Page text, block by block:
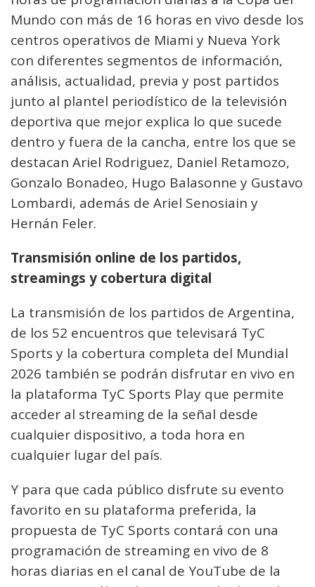
Mundo con más de 16 horas en vivo desde los
centros operativos de Miami y Nueva York
con diferentes segmentos de información,
análisis, actualidad, previa y post partidos
junto al plantel periodístico de la televisión
deportiva que mejor explica lo que sucede
dentro y fuera de la cancha, entre los que se
destacan Ariel Rodriguez, Daniel Retamozo,
Gonzalo Bonadeo, Hugo Balasonne y Gustavo
Lombardi, además de Ariel Senosiain y
Hernán Feler.
Transmisión online de los partidos,
streamings y cobertura digital
La transmisión de los partidos de Argentina,
de los 52 encuentros que televisará TyC
Sports y la cobertura completa del Mundial
2026 también se podrán disfrutar en vivo en
la plataforma TyC Sports Play que permite
acceder al streaming de la señal desde
cualquier dispositivo, a toda hora en
cualquier lugar del país.
Y para que cada público disfrute su evento
favorito en su plataforma preferida, la
propuesta de TyC Sports contará con una
programación de streaming en vivo de 8
horas diarias en el canal de YouTube de la